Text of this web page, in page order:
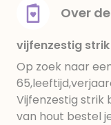
Over
vijfenzestig
Op zoek naar
Vijfenzestig strik
van hout bestel